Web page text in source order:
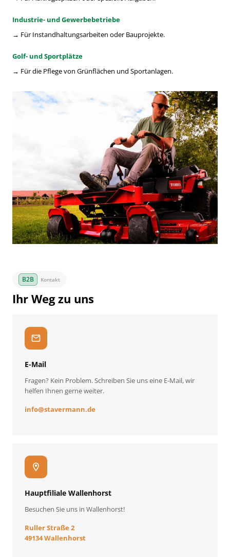
Industrie- und Gewerbebetriebe
→ Für Instandhaltungsarbeiten oder Bauprojekte.
Golf- und Sportplätze
→ Für die Pflege von Grünflächen und Sportanlagen.
Kontakt
Ihr Weg zu uns
mail
E-Mail
Fragen? Kein Problem. Schreiben Sie uns eine E-Mail, wir
helfen Ihnen gerne weiter.
info@stavermann.de
location_on
Hauptfiliale Wallenhorst
Besuchen Sie uns in Wallenhorst!
Ruller Straße 2
49134 Wallenhorst